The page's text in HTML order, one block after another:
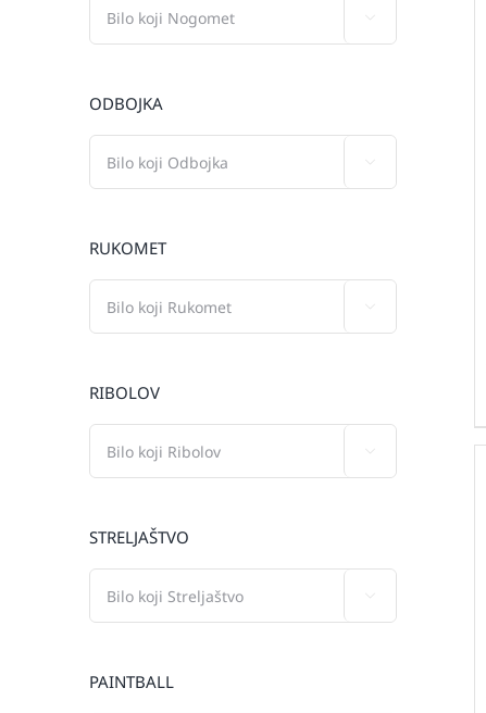
ODBOJKA
RUKOMET
RIBOLOV
STRELJAŠTVO
PAINTBALL